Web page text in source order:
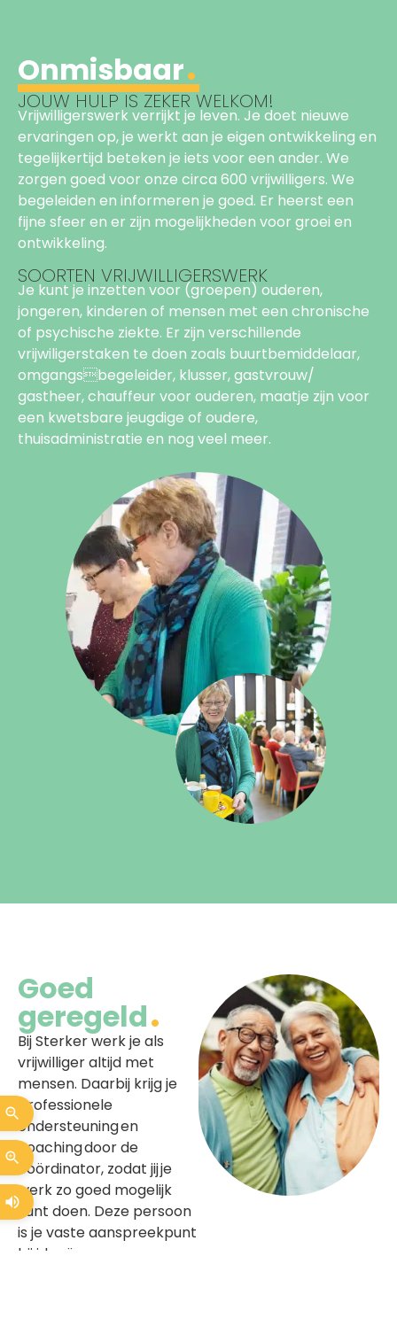
Onmisbaar
JOUW HULP IS ZEKER WELKOM!
Vrijwilligerswerk verrijkt je leven. Je doet nieuwe
ervaringen op, je werkt aan je eigen ontwikkeling en
tegelijkertijd beteken je iets voor een ander. We
zorgen goed voor onze circa 600 vrijwilligers. We
begeleiden en informeren je goed. Er heerst een
fijne sfeer en er zijn mogelijkheden voor groei en
ontwikkeling.
SOORTEN VRIJWILLIGERSWERK
Je kunt je inzetten voor (groepen) ouderen,
jongeren, kinderen of mensen met een chronische
of psychische ziekte. Er zijn verschillende
vrijwiligerstaken te doen zoals buurtbemiddelaar,
omgangsbegeleider, klusser, gastvrouw/
gastheer, chauffeur voor ouderen, maatje zijn voor
een kwetsbare jeugdige of oudere,
thuisadministratie en nog veel meer.
Goed
geregeld
Bij Sterker werk je als
vrijwilliger altijd met
mensen. Daarbij krijg je
professionele
ondersteuning en
coaching door de
coördinator, zodat jij je
werk zo goed mogelijk
kunt doen. Deze persoon
is je vaste aanspreekpunt
bij ideeën en voor vragen